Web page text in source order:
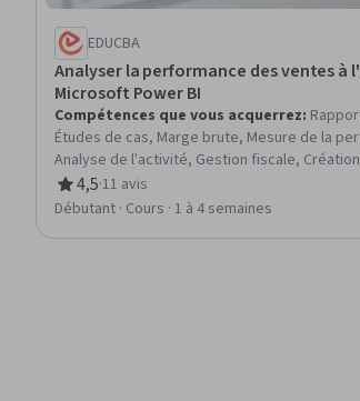
EDUCBA
Analyser la performance des ventes à
Microsoft Power BI
Compétences que vous acquerrez:
Études de cas, Marge brute, Mesure de la
Analyse de l'activité, Gestion fiscale,
bord, Analyse des performances, Sens
de données, Analyse des séries temporelles
4,5
évaluation, 4,5 sur 5 étoiles
·11 avis
Débutant · Cours · 1 à 4 semaines